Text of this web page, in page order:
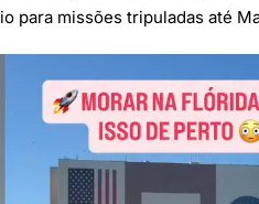
para missões tripuladas até